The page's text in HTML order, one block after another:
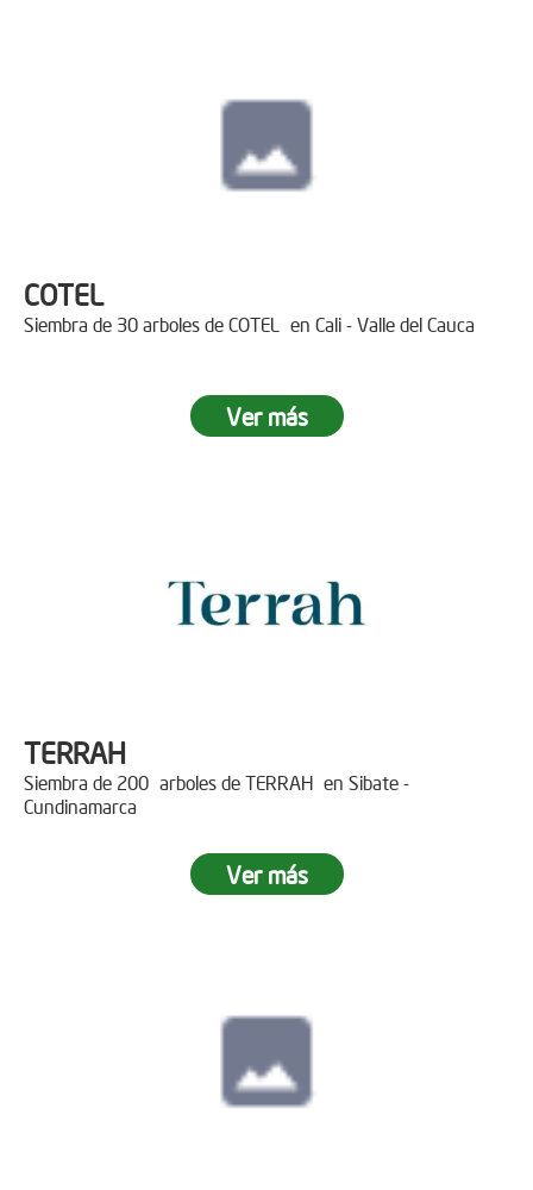
COTEL
Siembra de 30 arboles de COTEL en Cali - Valle del Cauca
Ver más
TERRAH
Siembra de 200 arboles de TERRAH en Sibate -
Cundinamarca
Ver más